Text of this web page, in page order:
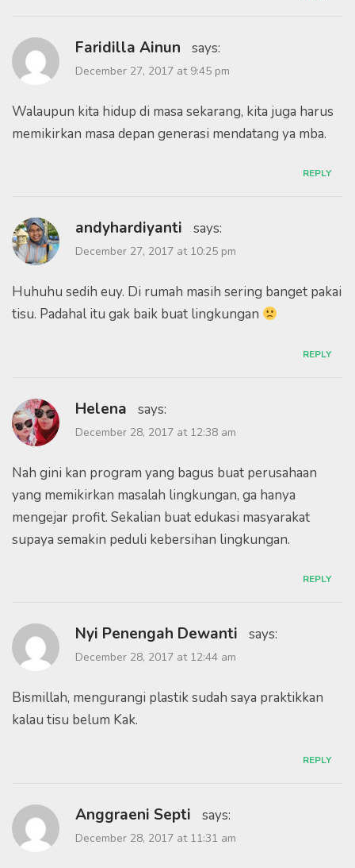
Faridilla Ainun says:
December 27, 2017 at 9:45 pm
Walaupun kita hidup di masa sekarang, kita juga harus
memikirkan masa depan generasi mendatang ya mba.
REPLY
andyhardiyanti says:
December 27, 2017 at 10:25 pm
Huhuhu sedih euy. Di rumah masih sering banget pakai
tisu. Padahal itu gak baik buat lingkungan
REPLY
Helena says:
December 28, 2017 at 12:38 am
Nah gini kan program yang bagus buat perusahaan
yang memikirkan masalah lingkungan, ga hanya
mengejar profit. Sekalian buat edukasi masyarakat
supaya semakin peduli kebersihan lingkungan.
REPLY
Nyi Penengah Dewanti says:
December 28, 2017 at 12:44 am
Bismillah, mengurangi plastik sudah saya praktikkan
kalau tisu belum Kak.
REPLY
Anggraeni Septi says:
December 28, 2017 at 11:31 am